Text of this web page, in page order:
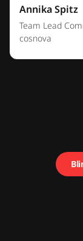
Annika Spitz
Team Lead
cosnova